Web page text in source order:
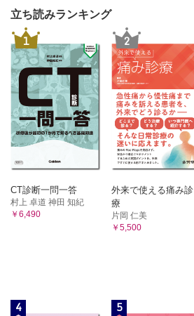
立ち読みランキング
1
CT診断一問一答
村上 卓道 神田 知紀
￥6,490
2
外来で使える痛み診
療
片岡 仁美
￥5,500
4 5